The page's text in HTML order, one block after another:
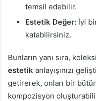
temsil edebilir.
Estetik Değer: İyi
katabilirsiniz.
Bunların yanı sıra,
estetik anlayışınızı
getirerek, onları bir
kompozisyon